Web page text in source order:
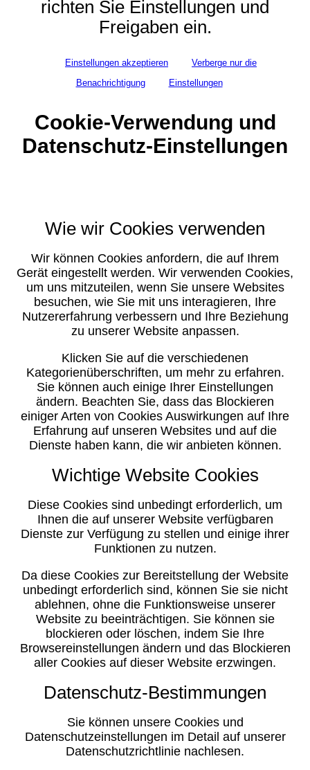
richten Sie Einstellungen und
Freigaben ein.
Einstellungen akzeptieren
Verberge nur die
Benachrichtigung
Einstellungen
Cookie-Verwendung und
Datenschutz-Einstellungen
Wie wir Cookies verwenden
Wir können Cookies anfordern, die auf Ihrem
Gerät eingestellt werden. Wir verwenden Cookies,
um uns mitzuteilen, wenn Sie unsere Websites
besuchen, wie Sie mit uns interagieren, Ihre
Nutzererfahrung verbessern und Ihre Beziehung
zu unserer Website anpassen.
Klicken Sie auf die verschiedenen
Kategorienüberschriften, um mehr zu erfahren.
Sie können auch einige Ihrer Einstellungen
ändern. Beachten Sie, dass das Blockieren
einiger Arten von Cookies Auswirkungen auf Ihre
Erfahrung auf unseren Websites und auf die
Dienste haben kann, die wir anbieten können.
Wichtige Website Cookies
Diese Cookies sind unbedingt erforderlich, um
Ihnen die auf unserer Website verfügbaren
Dienste zur Verfügung zu stellen und einige ihrer
Funktionen zu nutzen.
Da diese Cookies zur Bereitstellung der Website
unbedingt erforderlich sind, können Sie sie nicht
ablehnen, ohne die Funktionsweise unserer
Website zu beeinträchtigen. Sie können sie
blockieren oder löschen, indem Sie Ihre
Browsereinstellungen ändern und das Blockieren
aller Cookies auf dieser Website erzwingen.
Datenschutz-Bestimmungen
Sie können unsere Cookies und
Datenschutzeinstellungen im Detail auf unserer
Datenschutzrichtlinie nachlesen.